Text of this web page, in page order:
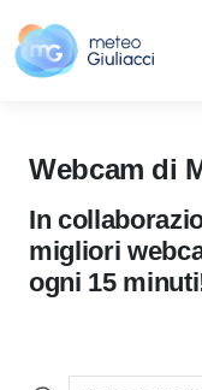
Webcam di
In
migliori
ogni 15